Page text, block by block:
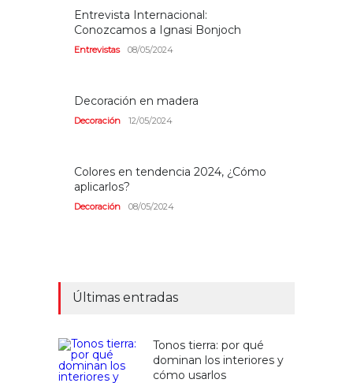
Entrevista Internacional:
Conozcamos a Ignasi Bonjoch
Entrevistas 08/05/2024
Decoración en madera
Decoración 12/05/2024
Colores en tendencia 2024, ¿Cómo
aplicarlos?
Decoración 08/05/2024
Últimas entradas
Tonos tierra: por qué
dominan los interiores y
cómo usarlos